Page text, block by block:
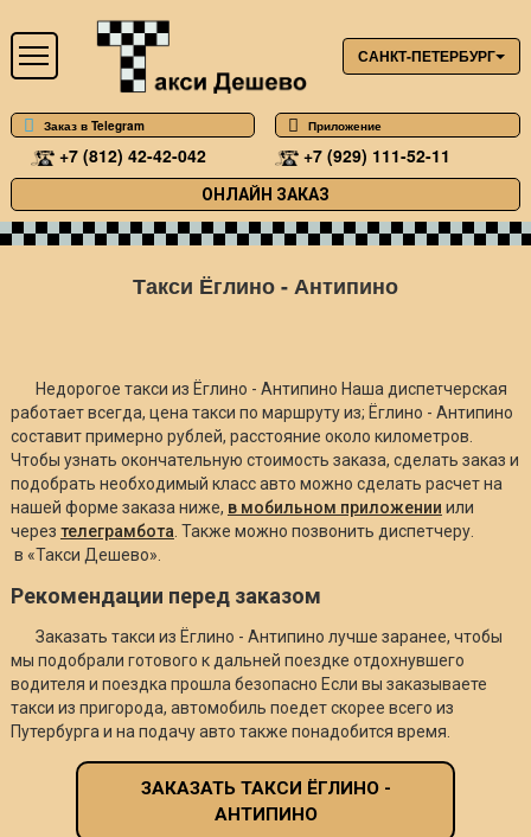
САНКТ-ПЕТЕРБУРГ
Заказ в Telegram Приложение
+7 (812) 42-42-042 +7 (929) 111-52-11
ОНЛАЙН ЗАКАЗ
Такси Ёглино - Антипино
Недорогое такси из Ёглино - Антипино Наша диспетчерская
работает всегда, цена такси по маршруту из; Ёглино - Антипино
составит примерно рублей, расстояние около километров.
Чтобы узнать окончательную стоимость заказа, сделать заказ и
подобрать необходимый класс авто можно сделать расчет на
нашей форме заказа ниже, в мобильном приложении или
через телеграмбота . Также можно позвонить диспетчеру.
в «Такси Дешево».
Рекомендации перед заказом
Заказать такси из Ёглино - Антипино лучше заранее, чтобы
мы подобрали готового к дальней поездке отдохнувшего
водителя и поездка прошла безопасно Если вы заказываете
такси из пригорода, автомобиль поедет скорее всего из
Путербурга и на подачу авто также понадобится время.
ЗАКАЗАТЬ ТАКСИ ЁГЛИНО -
АНТИПИНО